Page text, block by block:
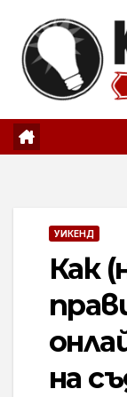
content
УИКЕНД
Как
на